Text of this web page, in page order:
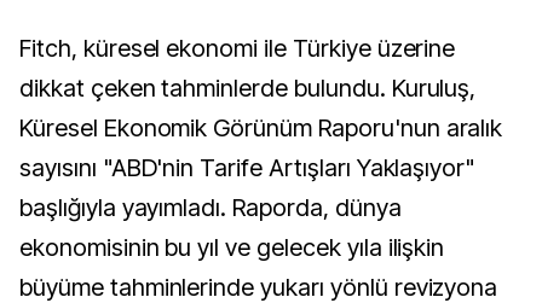
Fitch, küresel ekonomi ile Türkiye üzerine
dikkat çeken tahminlerde bulundu. Kuruluş,
Küresel Ekonomik Görünüm Raporu'nun aralık
sayısını "ABD'nin Tarife Artışları Yaklaşıyor"
başlığıyla yayımladı. Raporda, dünya
ekonomisinin bu yıl ve gelecek yıla ilişkin
büyüme tahminlerinde yukarı yönlü revizyona